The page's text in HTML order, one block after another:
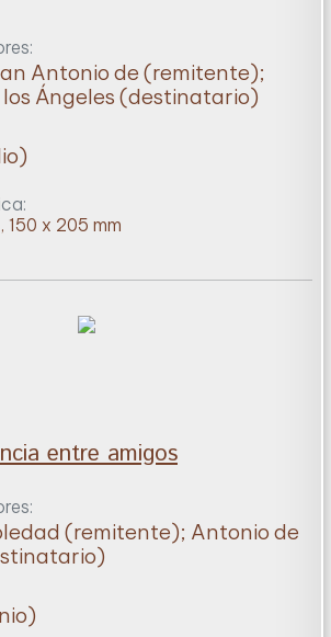
Antonio de (remitente);
Ángeles (destinatario)
150 x 205 mm
entre amigos
(remitente); Antonio de